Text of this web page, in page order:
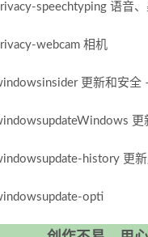
speechtyping 语音
webcam 相机
更新和安全
更
history 更
opti